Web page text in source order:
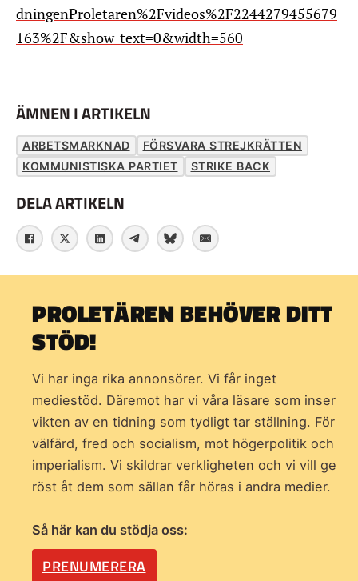
dningenProletaren%2Fvideos%2F2244279455679
163%2F&show_text=0&width=560
ÄMNEN I ARTIKELN
ARBETSMARKNAD
FÖRSVARA STREJKRÄTTEN
KOMMUNISTISKA PARTIET
STRIKE BACK
DELA ARTIKELN
PROLETÄREN BEHÖVER DITT
STÖD!
Vi har inga rika annonsörer. Vi får inget
mediestöd. Däremot har vi våra läsare som inser
vikten av en tidning som tydligt tar ställning. För
välfärd, fred och socialism, mot högerpolitik och
imperialism. Vi skildrar verkligheten och vi vill ge
röst åt dem som sällan får höras i andra medier.
Så här kan du stödja oss:
PRENUMERERA